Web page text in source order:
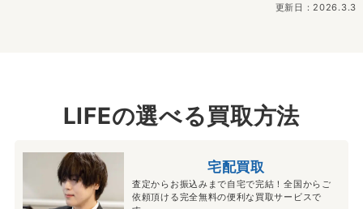
更新日：2026.3.3
LIFEの選べる買取方法
宅配買取
査定からお振込みまで自宅で完結！全国からご
依頼頂ける完全無料の便利な買取サービスで